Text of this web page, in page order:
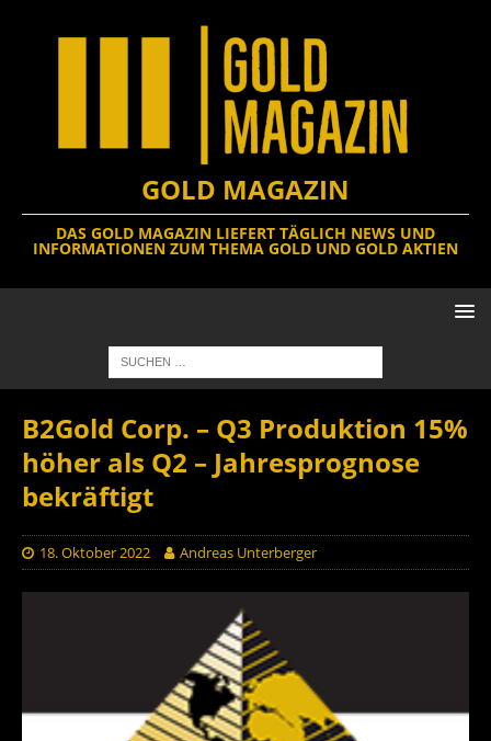
GOLD MAGAZIN
DAS GOLD MAGAZIN LIEFERT TÄGLICH NEWS UND
INFORMATIONEN ZUM THEMA GOLD UND GOLD AKTIEN
B2Gold Corp. – Q3 Produktion 15%
höher als Q2 – Jahresprognose
bekräftigt
18. Oktober 2022 Andreas Unterberger